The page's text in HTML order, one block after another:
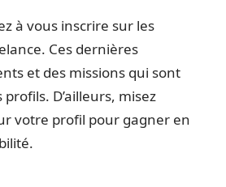
à vous inscrire sur les
Ces dernières
et des missions qui sont
D’ailleurs, misez
votre profil pour gagner en